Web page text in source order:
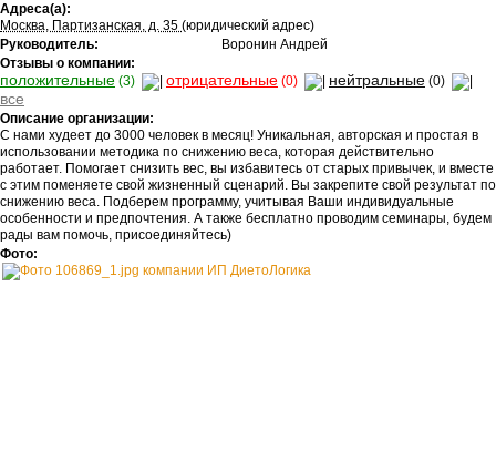
Адреса(а):
Москва, Партизанская, д. 35 (юридический адрес)
Руководитель:
Воронин Андрей
Отзывы о компании:
положительные (3) отрицательные (0) нейтральные (0)
все
Описание организации:
С нами худеет до 3000 человек в месяц! Уникальная, авторская и простая в
использовании методика по снижению веса, которая действительно
работает. Помогает снизить вес, вы избавитесь от старых привычек, и вместе
с этим поменяете свой жизненный сценарий. Вы закрепите свой результат по
снижению веса. Подберем программу, учитывая Ваши индивидуальные
особенности и предпочтения. А также бесплатно проводим семинары, будем
рады вам помочь, присоединяйтесь)
Фото: